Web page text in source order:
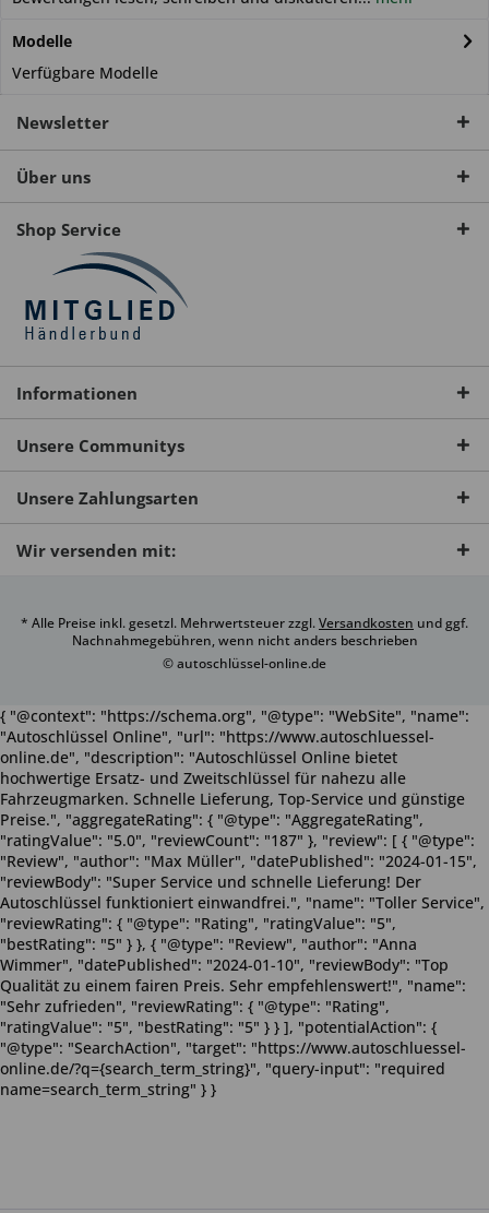
Modelle
Verfügbare Modelle
Newsletter
Über uns
Shop Service
Informationen
Unsere Communitys
Unsere Zahlungsarten
Wir versenden mit:
* Alle Preise inkl. gesetzl. Mehrwertsteuer zzgl.Versandkosten und ggf.
Nachnahmegebühren, wenn nicht anders beschrieben
© autoschlüssel-online.de
{ "@context": "https://schema.org", "@type": "WebSite", "name":
"Autoschlüssel Online", "url": "https://www.autoschluessel-
online.de", "description": "Autoschlüssel Online bietet
hochwertige Ersatz- und Zweitschlüssel für nahezu alle
Fahrzeugmarken. Schnelle Lieferung, Top-Service und günstige
Preise.", "aggregateRating": { "@type": "AggregateRating",
"ratingValue": "5.0", "reviewCount": "187" }, "review": [ { "@type":
"Review", "author": "Max Müller", "datePublished": "2024-01-15",
"reviewBody": "Super Service und schnelle Lieferung! Der
Autoschlüssel funktioniert einwandfrei.", "name": "Toller Service",
"reviewRating": { "@type": "Rating", "ratingValue": "5",
"bestRating": "5" } }, { "@type": "Review", "author": "Anna
Wimmer", "datePublished": "2024-01-10", "reviewBody": "Top
Qualität zu einem fairen Preis. Sehr empfehlenswert!", "name":
"Sehr zufrieden", "reviewRating": { "@type": "Rating",
"ratingValue": "5", "bestRating": "5" } } ], "potentialAction": {
"@type": "SearchAction", "target": "https://www.autoschluessel-
online.de/?q={search_term_string}", "query-input": "required
name=search_term_string" } }